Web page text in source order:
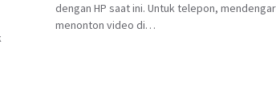
dengan HP saat ini. Untuk telepon,
menonton video di…